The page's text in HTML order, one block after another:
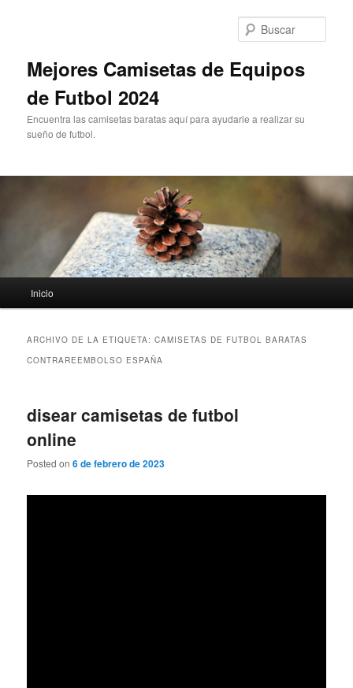
Mejores Camisetas de Equipos
de Futbol 2024
Encuentra las camisetas baratas aquí para ayudarle a realizar su
sueño de futbol.
principal
Inicio
ARCHIVO DE LA ETIQUETA:CAMISETAS DE FUTBOL BARATAS
CONTRAREEMBOLSO ESPAÑA
disear camisetas de futbol
online
Posted on6 de febrero de 2023